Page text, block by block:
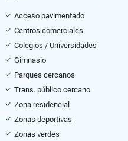
Acceso pavimentado
Centros comerciales
Colegios / Universidades
Gimnasio
Parques cercanos
Trans. público cercano
Zona residencial
Zonas deportivas
Zonas verdes